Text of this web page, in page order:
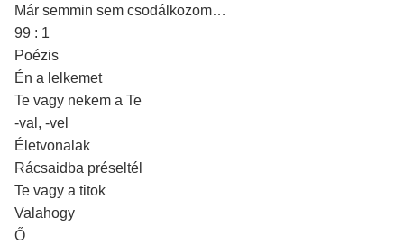
Már semmin sem csodálkozom…
99 : 1
Poézis
Én a lelkemet
Te vagy nekem a Te
-val, -vel
Életvonalak
Rácsaidba préseltél
Te vagy a titok
Valahogy
Ő